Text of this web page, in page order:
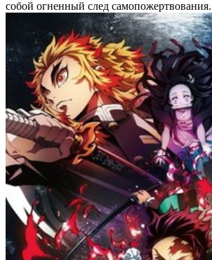
собой огненный след самопожертвования.